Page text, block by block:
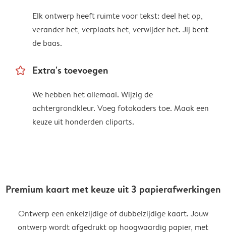
Elk ontwerp heeft ruimte voor tekst: deel het op,
verander het, verplaats het, verwijder het. Jij bent
de baas.
star_outline Extra's toevoegen
We hebben het allemaal. Wijzig de
achtergrondkleur. Voeg fotokaders toe. Maak een
keuze uit honderden cliparts.
Premium kaart met keuze uit 3 papierafwerkingen
Ontwerp een enkelzijdige of dubbelzijdige kaart. Jouw
ontwerp wordt afgedrukt op hoogwaardig papier, met